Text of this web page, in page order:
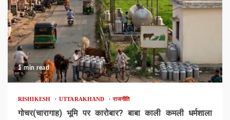
1 min read
RISHIKESH UTTARAKHAND राजनीति
गोचर(चारागाह) भूमि पर कारोबार? बाबा काली कमली धर्मशाला